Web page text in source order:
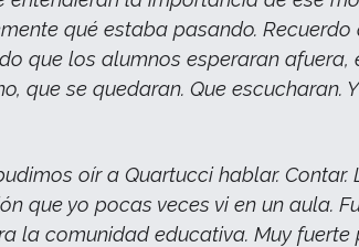
qué estaba pasando. Recuerdo
que los alumnos esperaran afuera,
que se quedaran. Que escucharan.
oír a Quartucci hablar. Contar.
que yo pocas veces vi en un aula.
la comunidad educativa. Muy fuerte